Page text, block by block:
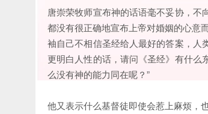
唐崇荣牧师宣布神的话语毫不妥协，
都没有很正确地宣布上帝对婚姻的心意
袖自己不相信圣经给人最好的答案，人
更明白人性的话，请问《圣经》有什
么没有神的能力同在呢？”
他又表示什么基督徒即使会惹上麻烦，